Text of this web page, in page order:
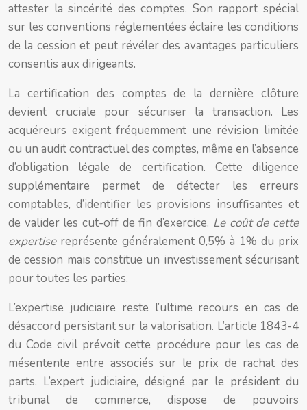
attester la sincérité des comptes. Son rapport spécial
sur les conventions réglementées éclaire les conditions
de la cession et peut révéler des avantages particuliers
consentis aux dirigeants.
La certification des comptes de la dernière clôture
devient cruciale pour sécuriser la transaction. Les
acquéreurs exigent fréquemment une révision limitée
ou un audit contractuel des comptes, même en l’absence
d’obligation légale de certification. Cette diligence
supplémentaire permet de détecter les erreurs
comptables, d’identifier les provisions insuffisantes et
de valider les cut-off de fin d’exercice. Le coût de cette
expertisereprésente généralement 0,5% à 1% du prix
de cession mais constitue un investissement sécurisant
pour toutes les parties.
L’expertise judiciaire reste l’ultime recours en cas de
désaccord persistant sur la valorisation. L’article 1843-4
du Code civil prévoit cette procédure pour les cas de
mésentente entre associés sur le prix de rachat des
parts. L’expert judiciaire, désigné par le président du
tribunal de commerce, dispose de pouvoirs